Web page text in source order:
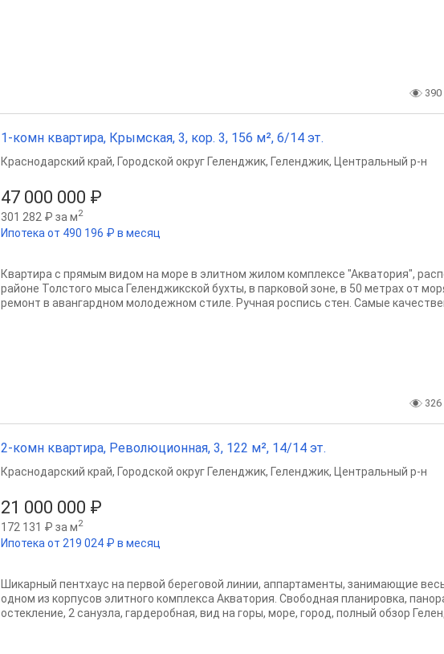
390
1-комн квартира, Крымская, 3, кор. 3, 156 м², 6/14 эт.
47 000 000 ₽
301 282 ₽ за м2
Ипотека от 490 196 ₽ в месяц
Краснодарский край, Городской округ Геленджик, Геленджик, Центральный р-н
Квартира с прямым видом на море в элитном жилом комплексе "Акватория",
районе Толстого мыса Геленджикской бухты, в парковой зоне, в 50 метрах от
ремонт в авангардном молодежном стиле. Ручная роспись стен. Самые
326
2-комн квартира, Революционная, 3, 122 м², 14/14 эт.
21 000 000 ₽
172 131 ₽ за м2
Ипотека от 219 024 ₽ в месяц
Краснодарский край, Городской округ Геленджик, Геленджик, Центральный р-н
Шикарный пентхаус на первой береговой линии, аппартаменты, занимающие
одном из корпусов элитного комплекса Акватория. Свободная планировка,
остекление, 2 санузла, гардеробная, вид на горы, море, город, полный обзор